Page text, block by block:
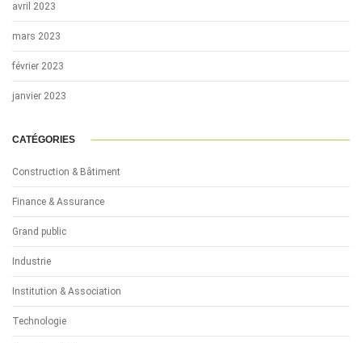
avril 2023
mars 2023
février 2023
janvier 2023
CATÉGORIES
Construction & Bâtiment
Finance & Assurance
Grand public
Industrie
Institution & Association
Technologie